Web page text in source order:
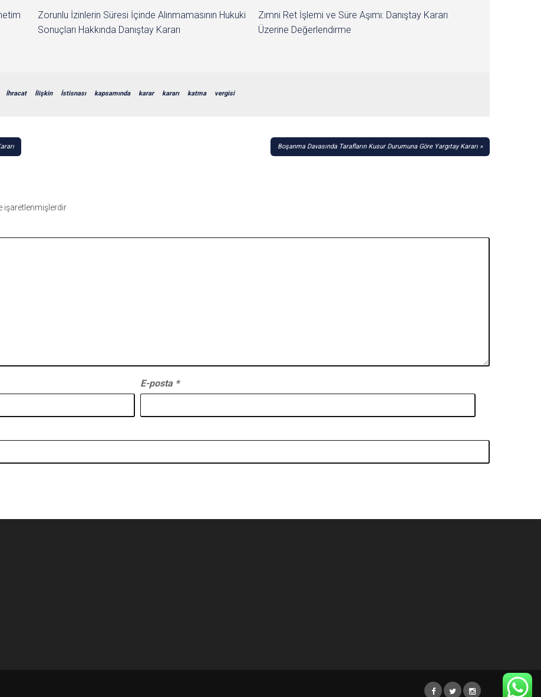
Zorunlu İzinlerin Süresi İçinde Alınmamasının Hukuki
Sonuçları Hakkında Danıştay Kararı
Zımni Ret İşlemi ve Süre Aşımı: Danıştay Kararı
Üzerine Değerlendirme
İhracat İlişkin İstisnası kapsamında karar kararı katma vergisi
Boşanma Davasında Tarafların Kusur Durumuna Göre Yargıtay Kararı
işaretlenmişlerdir
E-posta *